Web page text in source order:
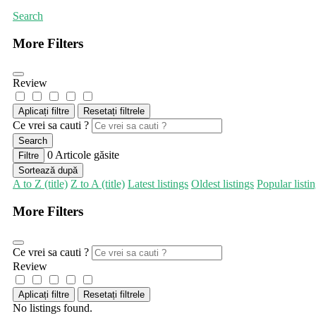
Search
More Filters
Review
Aplicați filtre Resetați filtrele
Ce vrei sa cauti ?
Search
Filtre
0 Articole găsite
Sortează după
A to Z (title) Z to A (title) Latest listings Oldest listings Popular
More Filters
Ce vrei sa cauti ?
Review
Aplicați filtre Resetați filtrele
No listings found.